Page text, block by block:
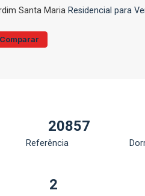
Santa Maria Residencial para
Comparar
20857
Referência
2